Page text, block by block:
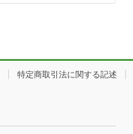
特定商取引法に関する記述